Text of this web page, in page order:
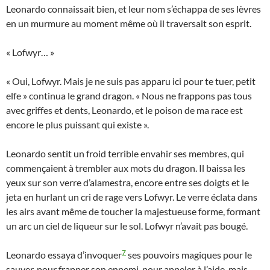
Leonardo connaissait bien, et leur nom s’échappa de ses lèvres
en un murmure au moment même où il traversait son esprit.
« Lofwyr… »
« Oui, Lofwyr. Mais je ne suis pas apparu ici pour te tuer, petit
elfe » continua le grand dragon. « Nous ne frappons pas tous
avec griffes et dents, Leonardo, et le poison de ma race est
encore le plus puissant qui existe ».
Leonardo sentit un froid terrible envahir ses membres, qui
commençaient à trembler aux mots du dragon. Il baissa les
yeux sur son verre d’alamestra, encore entre ses doigts et le
jeta en hurlant un cri de rage vers Lofwyr. Le verre éclata dans
les airs avant même de toucher la majestueuse forme, formant
un arc un ciel de liqueur sur le sol. Lofwyr n’avait pas bougé.
Leonardo essaya d’invoquer7 ses pouvoirs magiques pour le